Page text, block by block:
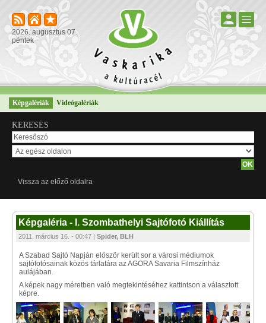
2026. augusztus 07.
péntek
Képgalériák Videógalériák
KERESÉS
Vissza az előző oldalra
Képgaléria - I. Szombathelyi Sajtófotó Kiállítás
2011. március 16. - 00:47 | Spider, BLH
A Szabad Sajtó Napján először került sor a városi médiumok
sajtófotósainak közös tárlatára az AGORA Savaria Filmszínház
aulájában.
A képek nagy méretben való megtekintéséhez kattintson a választott
képre.